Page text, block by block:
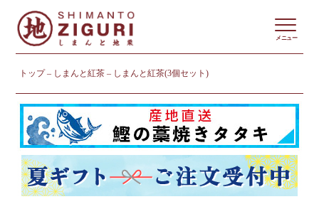
トップ しまんと紅茶 しまんと紅茶(3個セット)
メニュー